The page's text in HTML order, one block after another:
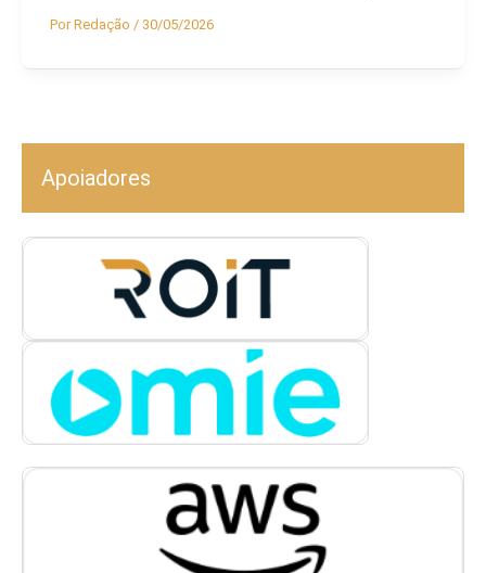
PorRedação / 30/05/2026
Apoiadores